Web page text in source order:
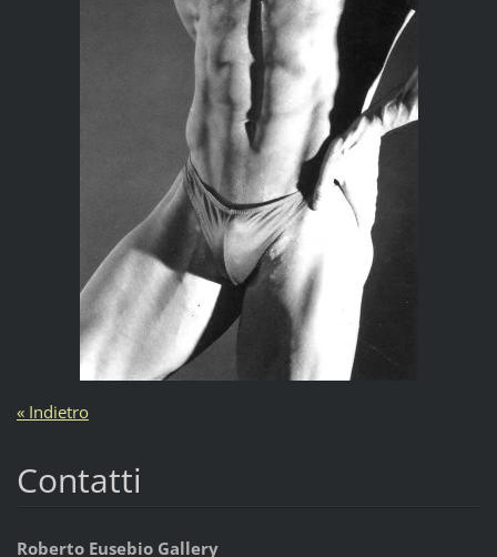
« Indietro
Contatti
Roberto Eusebio Gallery